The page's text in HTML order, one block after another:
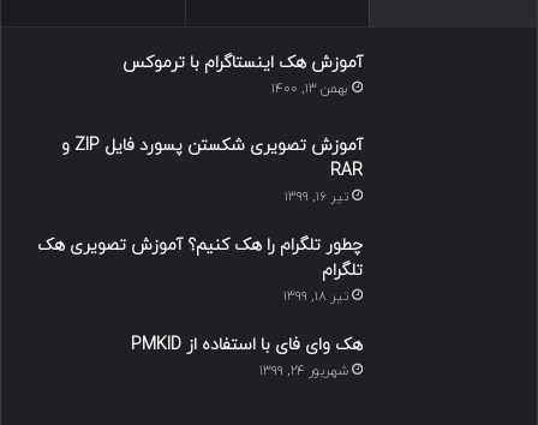
آموزش هک اینستاگرام با ترموکس
بهمن ۱۳, ۱۴۰۰
آموزش تصویری شکستن پسورد فایل ZIP و
RAR
تیر ۱۶, ۱۳۹۹
چطور تلگرام را هک کنیم؟ آموزش تصویری هک
تلگرام
تیر ۱۸, ۱۳۹۹
هک وای فای با استفاده از PMKID
شهریور ۲۴, ۱۳۹۹